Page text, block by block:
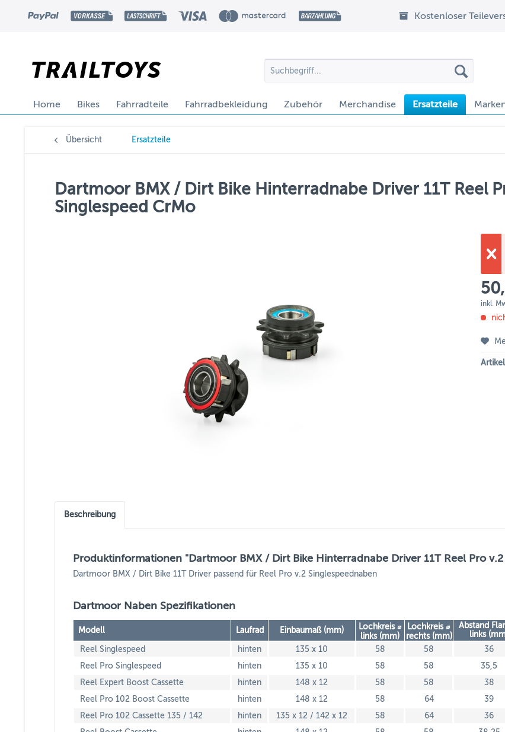
Kostenloser
Home Bikes Fahrradteile Fahrradbekleidung Zubehör Merchandise Ersatzteile
Übersicht Ersatzteile
Dartmoor BMX / Dirt Bike Hinterradnabe Driver 11T Reel
Singlespeed CrMo
inkl.
Beschreibung
Produktinformationen "Dartmoor BMX / Dirt Bike Hinterradnabe Driver 11T Reel Pro
Dartmoor BMX / Dirt Bike 11T Driver passend für Reel Pro v.2 Singlespeednaben
Dartmoor Naben Spezifikationen
Modell Laufrad Einbaumaß (mm)
Lochkreis ⌀
links (mm)
Lochkreis ⌀
rechts (mm)
Abstand
links
Reel Singlespeed
hinten 135 x 10 58 58 36
Reel Pro Singlespeed
hinten 135 x 10 58 58 35,5
Reel Expert Boost Cassette
hinten 148 x 12 58 58 38
Reel Pro 102 Boost Cassette
hinten 148 x 12 58 64 39
Reel Pro 102 Cassette 135 / 142
hinten 135 x 12 / 142 x 12 58 64 36